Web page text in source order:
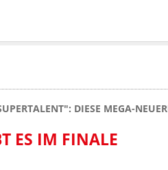
DIESE MEGA-
ES IM FINALE